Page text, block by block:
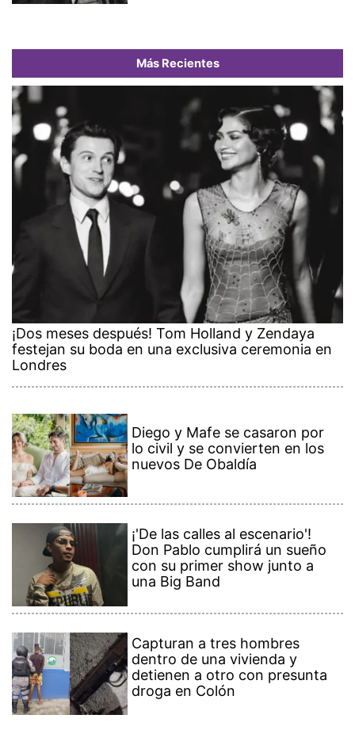
Más Recientes
¡Dos meses después! Tom Holland y Zendaya
festejan su boda en una exclusiva ceremonia en
Londres
Diego y Mafe se casaron por
lo civil y se convierten en los
nuevos De Obaldía
¡'De las calles al escenario'!
Don Pablo cumplirá un sueño
con su primer show junto a
una Big Band
Capturan a tres hombres
dentro de una vivienda y
detienen a otro con presunta
droga en Colón